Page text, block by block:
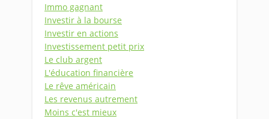
Immo gagnant
Investir à la bourse
Investir en actions
Investissement petit prix
Le club argent
L'éducation financière
Le rêve américain
Les revenus autrement
Moins c'est mieux